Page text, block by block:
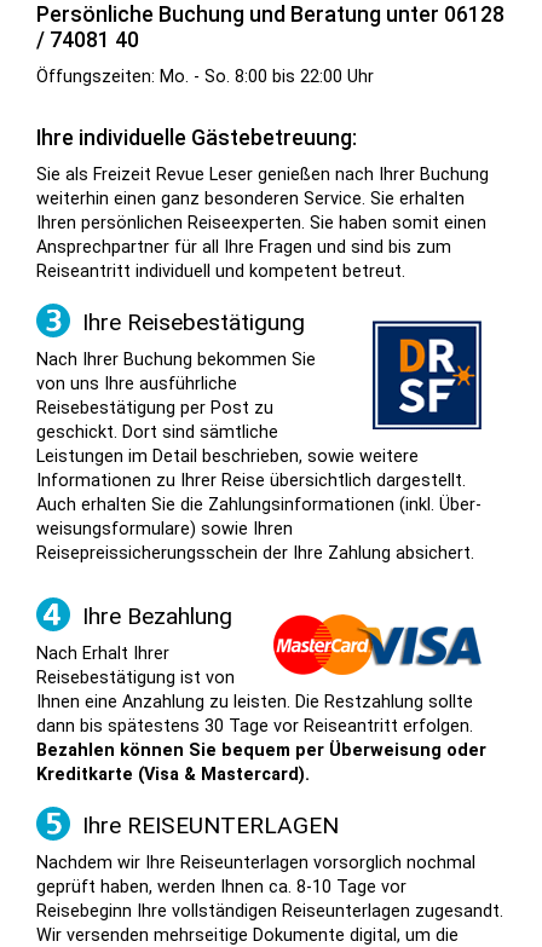
Persönliche Buchung und Beratung unter 06128
/ 74081 40
Öffungszeiten: Mo. - So. 8:00 bis 22:00 Uhr
Ihre individuelle Gästebetreuung:
Sie als Freizeit Revue Leser genießen nach Ihrer Buchung
weiterhin einen ganz besonderen Service. Sie erhalten
Ihren persönlichen Reiseexperten. Sie haben somit einen
Ansprechpartner für all Ihre Fragen und sind bis zum
Reiseantritt individuell und kompetent betreut.
Ihre Reisebestätigung
Nach Ihrer Buchung bekommen Sie
von uns Ihre ausführliche
Reisebestätigung per Post zu
geschickt. Dort sind sämtliche
Leistungen im Detail beschrieben, sowie weitere
Informationen zu Ihrer Reise übersichtlich dargestellt.
Auch erhalten Sie die Zahlungsinformationen (inkl. Über­
weisungsformulare) sowie Ihren
Reisepreissicherungsschein der Ihre Zahlung absichert.
Ihre Bezahlung
Nach Erhalt Ihrer
Reisebestätigung ist von
Ihnen eine Anzahlung zu leisten. Die Restzahlung sollte
dann bis spätestens 30 Tage vor Reiseantritt erfolgen.
Bezahlen können Sie bequem per Überweisung oder
Kreditkarte (Visa & Mastercard).
Ihre REISEUNTERLAGEN
Nachdem wir Ihre Reiseunterlagen vorsorglich nochmal
geprüft haben, werden Ihnen ca. 8-10 Tage vor
Reisebeginn Ihre vollständigen Reiseunterlagen zugesandt.
Wir versenden mehrseitige Dokumente digital, um die